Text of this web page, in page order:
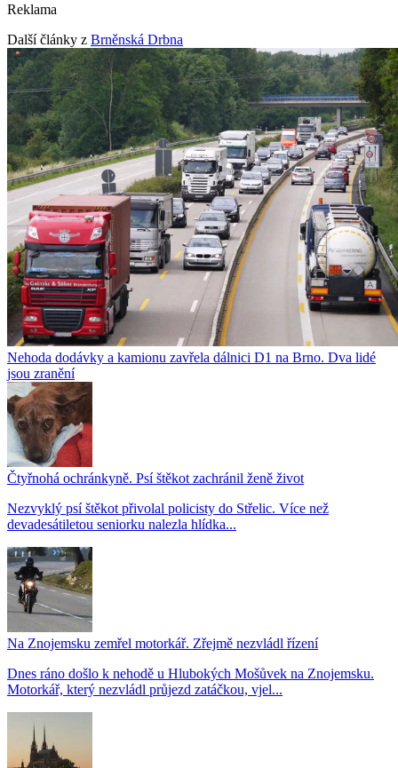
Reklama
Další články z Brněnská Drbna
Nehoda dodávky a kamionu zavřela dálnici D1 na Brno. Dva lidé
jsou zranění
Čtyřnohá ochránkyně. Psí štěkot zachránil ženě život
Nezvyklý psí štěkot přivolal policisty do Střelic. Více než
devadesátiletou seniorku nalezla hlídka...
Na Znojemsku zemřel motorkář. Zřejmě nezvládl řízení
Dnes ráno došlo k nehodě u Hlubokých Mošůvek na Znojemsku.
Motorkář, který nezvládl průjezd zatáčkou, vjel...